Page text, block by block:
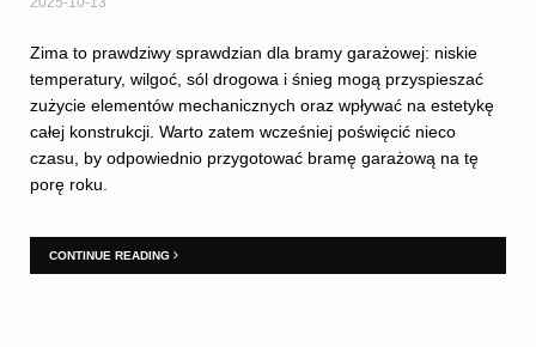
Zima to prawdziwy sprawdzian dla bramy garażowej: niskie
temperatury, wilgoć, sól drogowa i śnieg mogą przyspieszać
zużycie elementów mechanicznych oraz wpływać na estetykę
całej konstrukcji. Warto zatem wcześniej poświęcić nieco
czasu, by odpowiednio przygotować bramę garażową na tę
porę roku.
CONTINUE READING